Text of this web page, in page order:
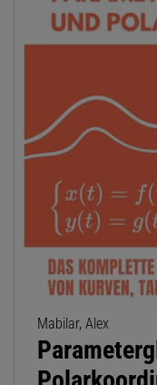
Mabilar, Alex